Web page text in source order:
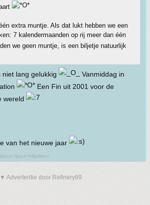
extra muntje. Als dat lukt hebben we een
7 kalendermaanden op rij meer dan één
we geen muntje, is een biljetje natuurlijk
lang gelukkig
Vanmiddag in
Een Fin uit 2001 voor de
wereld
van het nieuwe jaar
tipput hilijalleen
▼ Advertentie door Refinery89